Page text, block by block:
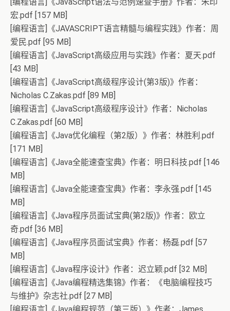
[编程语言]《JavaScript语法与范例速查手册》作者：朱印
宏.pdf [157 MB]
[编程语言]《JAVASCRIPT语言精髓与编程实践》作者：周
爱民.pdf [95 MB]
[编程语言]《JavaScript高级应用与实践》作者：夏天.pdf
[43 MB]
[编程语言]《JavaScript高级程序设计(第3版)》作者：
Nicholas C.Zakas.pdf [89 MB]
[编程语言]《JavaScript高级程序设计》作者：Nicholas
C.Zakas.pdf [60 MB]
[编程语言]《Java优化编程（第2版）》作者：林胜利.pdf
[171 MB]
[编程语言]《Java全能速查宝典》作者：明日科技.pdf [146
MB]
[编程语言]《Java全能速查宝典》作者：李永强.pdf [145
MB]
[编程语言]《Java程序员面试宝典(第2版)》作者：欧立
奇.pdf [36 MB]
[编程语言]《Java程序员面试宝典》作者：杨磊.pdf [57
MB]
[编程语言]《Java程序设计》作者：迟立颖.pdf [32 MB]
[编程语言]《Java编程精选集锦》作者：《电脑编程技巧
与维护》杂志社.pdf [27 MB]